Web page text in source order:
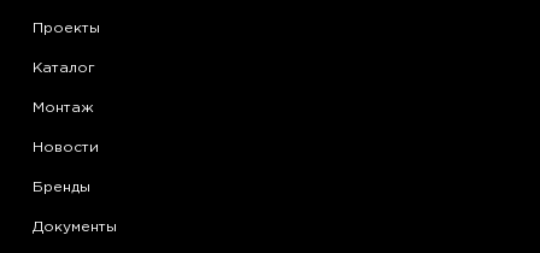
Проекты
Каталог
Монтаж
Новости
Бренды
Документы